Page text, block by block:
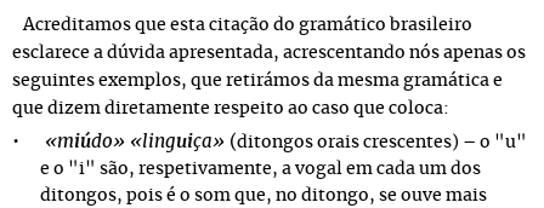
Acreditamos que esta citação do gramático brasileiro
esclarece a dúvida apresentada, acrescentando nós apenas os
seguintes exemplos, que retirámos da mesma gramática e
que dizem diretamente respeito ao caso que coloca:
«miúdo» «linguiça»(ditongos orais crescentes) – o "u"
e o "i" são, respetivamente, a vogal em cada um dos
ditongos, pois é o som que, no ditongo, se ouve mais